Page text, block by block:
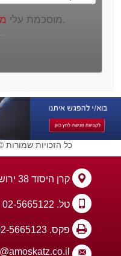
מוסכמת עלי שלכם.
כל הזכויות שמורות
קרן היסוד 38 ירושלים --- דרך בגין 156 תל-אביב
טל. 02-5665122
פקס. 02-5665123